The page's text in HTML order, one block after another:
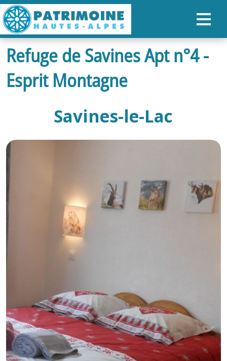
ACCUEIL
CARTE
PATRIMOINE
RANDONNÉES
RECHERCHER
Refuge de Savines Apt n°4 -
Esprit Montagne
Savines-le-Lac